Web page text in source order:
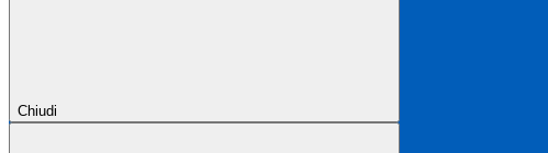
Chiudi